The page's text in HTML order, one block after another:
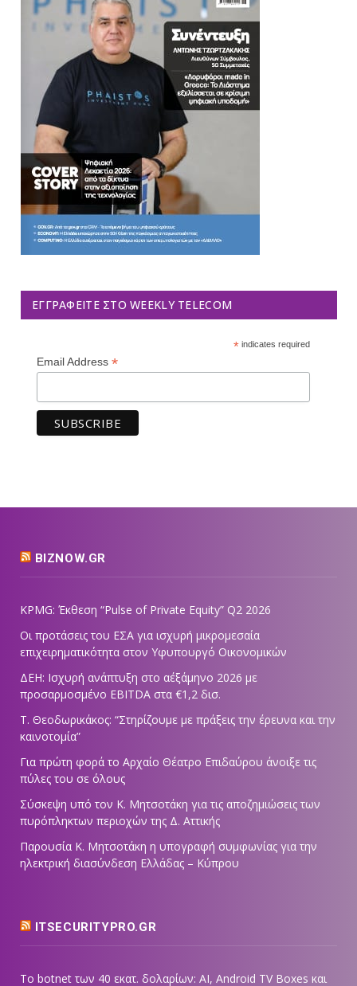
ΕΓΓΡΑΦΕΊΤΕ ΣΤΟ WEEKLY TELECOM
*indicates required
Email Address *
BIZNOW.GR
KPMG: Έκθεση “Pulse of Private Equity” Q2 2026
Οι προτάσεις του ΕΣΑ για ισχυρή μικρομεσαία
επιχειρηματικότητα στον Υφυπουργό Οικονομικών
ΔΕΗ: Ισχυρή ανάπτυξη στο α΄εξάμηνο 2026 με
προσαρμοσμένο EBITDA στα €1,2 δισ.
Τ. Θεοδωρικάκος: “Στηρίζουμε με πράξεις την έρευνα και την
καινοτομία”
Για πρώτη φορά το Αρχαίο Θέατρο Επιδαύρου άνοιξε τις
πύλες του σε όλους
Σύσκεψη υπό τον Κ. Μητσοτάκη για τις αποζημιώσεις των
πυρόπληκτων περιοχών της Δ. Αττικής
Παρουσία Κ. Μητσοτάκη η υπογραφή συμφωνίας για την
ηλεκτρική διασύνδεση Ελλάδας – Κύπρου
ITSECURITYPRO.GR
Το botnet των 40 εκατ. δολαρίων: AI, Android TV Boxes και